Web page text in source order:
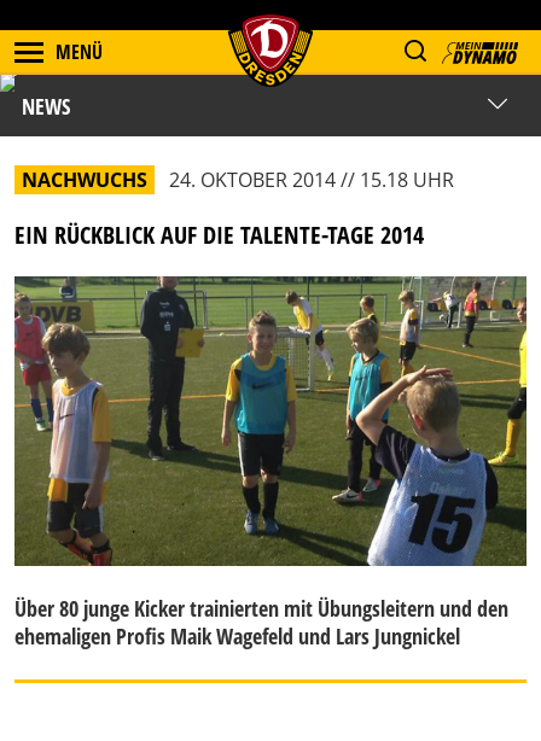
MENÜ
NEWS
NACHWUCHS 24. OKTOBER 2014 // 15.18 UHR
EIN RÜCKBLICK AUF DIE TALENTE-TAGE 2014
Über 80 junge Kicker trainierten mit Übungsleitern und den
ehemaligen Profis Maik Wagefeld und Lars Jungnickel